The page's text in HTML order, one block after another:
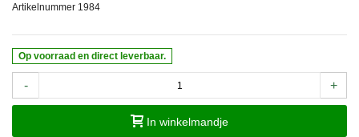
Artikelnummer 1984
Op voorraad en direct leverbaar.
- +
In winkelmandje